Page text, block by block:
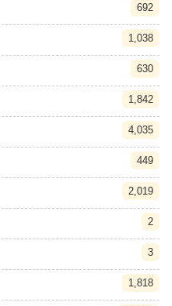
692
1,038
630
1,842
4,035
449
2,019
2
3
1,818